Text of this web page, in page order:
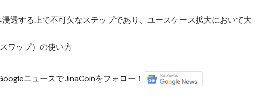
透する上で不可欠なステップであり、ユースケース拡大において大
ワップ）の使い方
ニュースでJinaCoinをフォロー！